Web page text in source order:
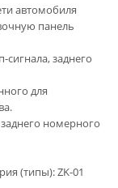
автомобиля
панель
заднего
для
номерного
(типы): ZK-01